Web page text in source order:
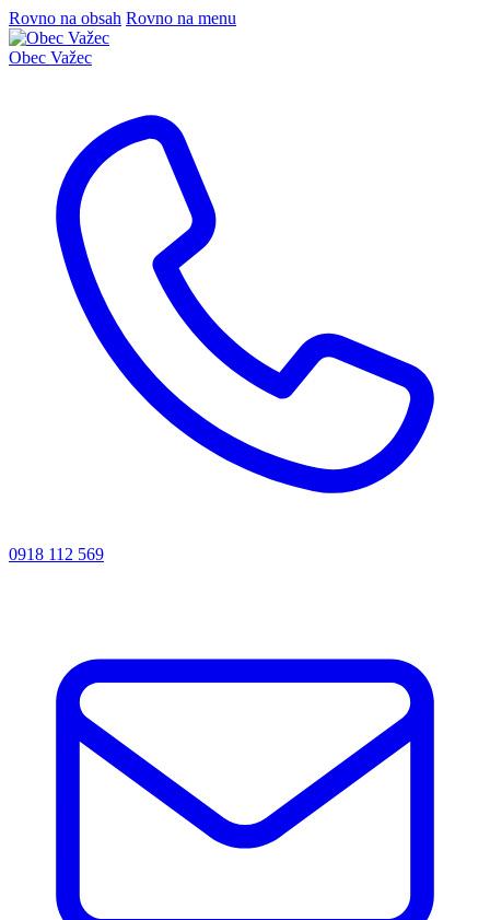
Rovno na obsah Rovno na menu
Obec Važec
0918 112 569